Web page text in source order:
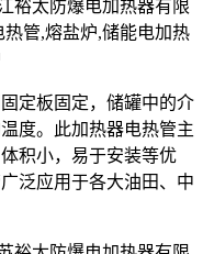
定板固定，储罐中的介
度。此加热器电热管主
积小，易于安装等优
泛应用于各大油田、中